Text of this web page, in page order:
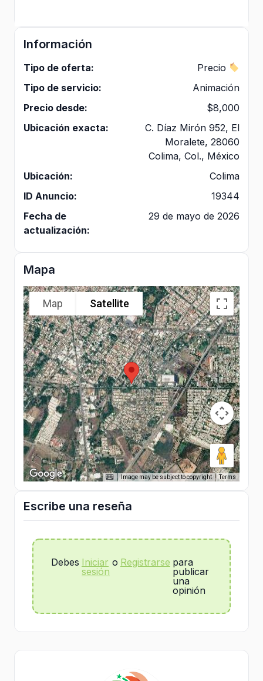
Información
Tipo de oferta:
Precio
Tipo de servicio:
Animación
Precio desde:
$8,000
Ubicación exacta:
C. Díaz Mirón 952, El
Moralete, 28060
Colima, Col., México
Ubicación:
Colima
ID Anuncio:
19344
Fecha de
actualización:
29 de mayo de 2026
Mapa
Map Satellite
Image may be subject to copyright Terms
Escribe una reseña
Debes Iniciar
sesión
o Registrarse para
publicar
una
opinión